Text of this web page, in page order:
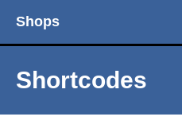
Shops
Shortcodes